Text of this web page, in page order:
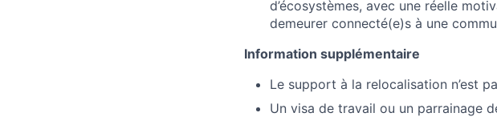
d’écosystèmes, avec une réelle
demeurer connecté(e)s à une
Information supplémentaire
Le support à la relocalisation n’est
Un visa de travail ou un parrainage